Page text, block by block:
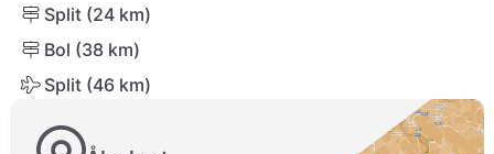
Split (24 km)
Bol (38 km)
Split (46 km)